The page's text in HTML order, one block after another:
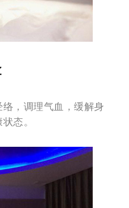
，调理气血，缓解身
态。